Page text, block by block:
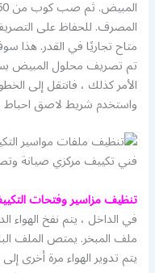
المصرف. للحفاظ على
متاح تجاريًا في القدر. هذا
تم تصريف محلول المبيض
الأمر كذلك ، فانتقل إلى
واستخدم شريط لاصق احباط
فني تكييف مركزي صيانة
تنظيف مزاسير وفتحات
في الداخل ، يتم نفخ
ملف المبخر. يمتص الملف
يتم تدوير الهواء مرة أخرى